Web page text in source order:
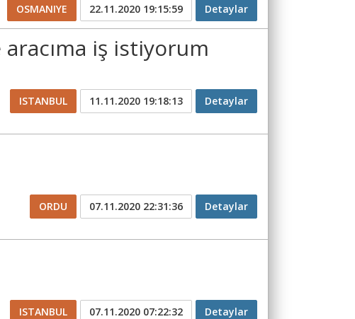
OSMANIYE 22.11.2020 19:15:59 Detaylar
iş istiyorum
ISTANBUL 11.11.2020 19:18:13 Detaylar
ORDU 07.11.2020 22:31:36 Detaylar
ISTANBUL 07.11.2020 07:22:32 Detaylar